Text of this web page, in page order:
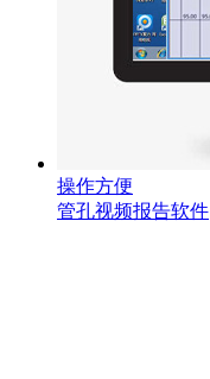
操作方便
管孔视频报告软件